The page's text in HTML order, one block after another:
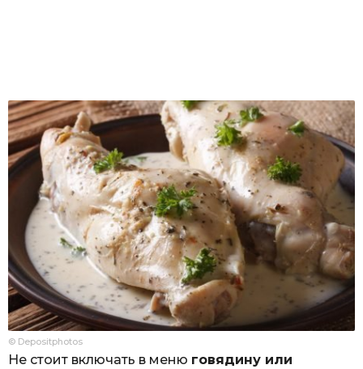
© Depositphotos
Не стоит включать в меню говядину или